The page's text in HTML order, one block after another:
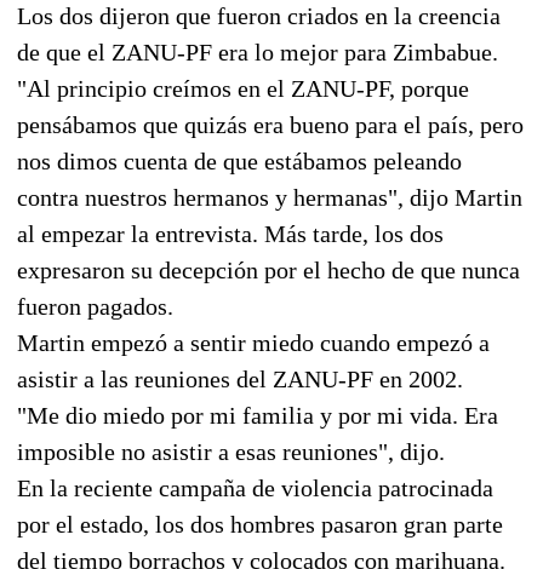
Los dos dijeron que fueron criados en la creencia
de que el ZANU-PF era lo mejor para Zimbabue.
"Al principio creímos en el ZANU-PF, porque
pensábamos que quizás era bueno para el país, pero
nos dimos cuenta de que estábamos peleando
contra nuestros hermanos y hermanas", dijo Martin
al empezar la entrevista. Más tarde, los dos
expresaron su decepción por el hecho de que nunca
fueron pagados.
Martin empezó a sentir miedo cuando empezó a
asistir a las reuniones del ZANU-PF en 2002.
"Me dio miedo por mi familia y por mi vida. Era
imposible no asistir a esas reuniones", dijo.
En la reciente campaña de violencia patrocinada
por el estado, los dos hombres pasaron gran parte
del tiempo borrachos y colocados con marihuana.